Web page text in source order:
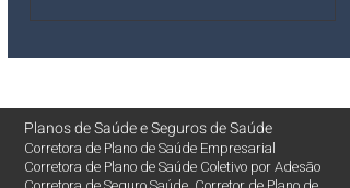
Planos de SaúdeeSeguros de Saúde
Corretora de Plano de Saúde Empresarial
Corretora de Plano de Saúde Coletivo por Adesão